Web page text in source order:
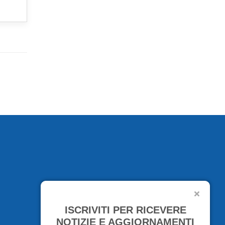
ISCRIVITI PER RICEVERE
NOTIZIE E AGGIORNAMENTI